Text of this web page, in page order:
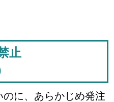
止
に、あらかじめ発注